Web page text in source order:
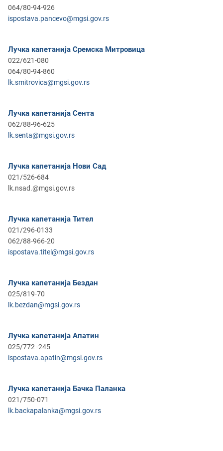
064/80-94-926
ispostava.pancevo@mgsi.gov.rs
Лучка капетанија Сремска Митровица
022/621-080
064/80-94-860
lk.smitrovica@mgsi.gov.rs
Лучка капетанија Сента
062/88-96-625
lk.senta@mgsi.gov.rs
Лучка капетанија Нови Сад
021/526-684
lk.nsad.@mgsi.gov.rs
Лучка капетанија Тител
021/296-0133
062/88-966-20
ispostava.titel@mgsi.gov.rs
Лучка капетанија Бездан
025/819-70
lk.bezdan@mgsi.gov.rs
Лучка капетанија Апатин
025/772 -245
ispostava.apatin@mgsi.gov.rs
Лучка капетанија Бачка Паланка
021/750-071
lk.backapalanka@mgsi.gov.rs